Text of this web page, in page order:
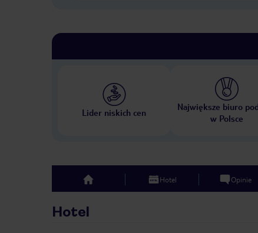
Lider niskich cen
Największe biuro
w Polsce
top Hotel Opinie
Hotel